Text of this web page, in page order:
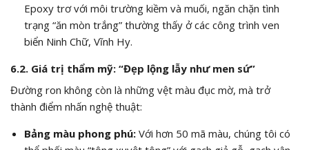
Epoxy trơ với môi trường kiềm và muối, ngăn chặn tình
trạng “ăn mòn trắng” thường thấy ở các công trình ven
biển Ninh Chữ, Vĩnh Hy.
6.2. Giá trị thẩm mỹ: “Đẹp lộng lẫy như men sứ”
Đường ron không còn là những vệt màu đục mờ, mà trở
thành điểm nhấn nghệ thuật:
Bảng màu phong phú:Với hơn 50 mã màu, chúng tôi có